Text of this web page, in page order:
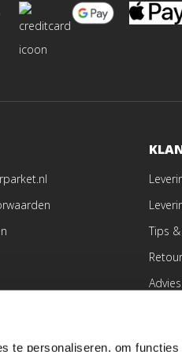
te personaliseren, om
Tips